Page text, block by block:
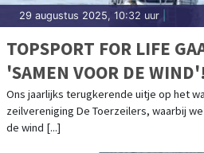
29 augustus 2025, 10:32 uur
TOPSPORT FOR LIFE
'SAMEN VOOR DE WIND'!
Ons jaarlijks terugkerende uitje op het
zeilvereniging De Toerzeilers, waarbij
de wind [...]